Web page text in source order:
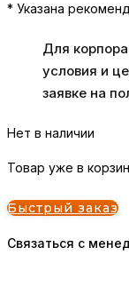
* Указана
Для
условия и
заявке на
Нет в наличии
Товар уже в
Быстрый заказ
Связаться с